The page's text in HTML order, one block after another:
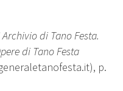
di Tano Festa.
di Tano Festa
p.